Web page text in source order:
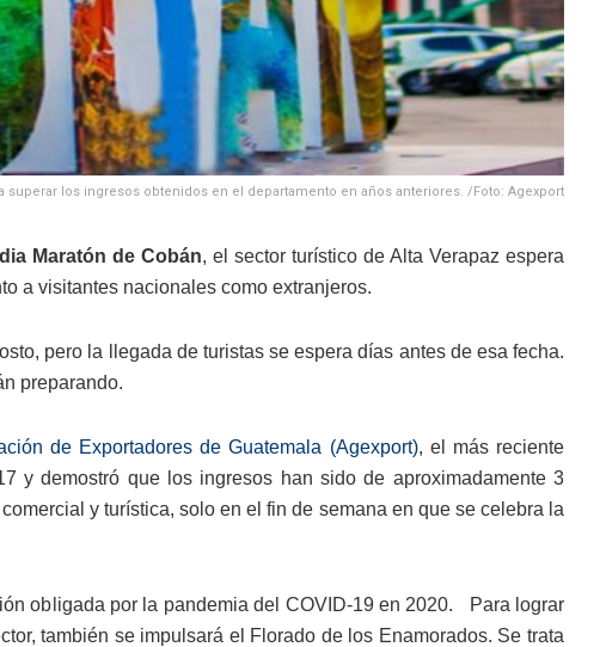
los ingresos obtenidos en el departamento en años anteriores. /Foto: Agexport
Maratón de Cobán, el sector turístico de Alta Verapaz espera
a visitantes nacionales como extranjeros.
pero la llegada de turistas se espera días antes de esa fecha.
preparando.
de Exportadores de Guatemala (Agexport), el más reciente
y demostró que los ingresos han sido de aproximadamente 3
y turística, solo en el fin de semana en que se celebra la
obligada por la pandemia del COVID-19 en 2020. Para lograr
también se impulsará el Florado de los Enamorados. Se trata